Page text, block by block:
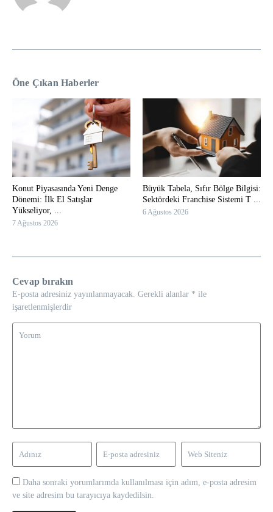
Öne Çıkan Haberler
Konut Piyasasında Yeni Denge
Dönemi: İlk El Satışlar
Yükseliyor, ...
7 Ağustos 2026
Büyük Tabela, Sıfır Bölge Bilgisi:
Sektördeki Franchise Sistemi T ...
6 Ağustos 2026
Cevap bırakın
E-posta adresiniz yayınlanmayacak. Gerekli alanlar * ile
işaretlenmişlerdir
Daha sonraki yorumlarımda kullanılması için adım, e-posta adresim
ve site adresim bu tarayıcıya kaydedilsin.